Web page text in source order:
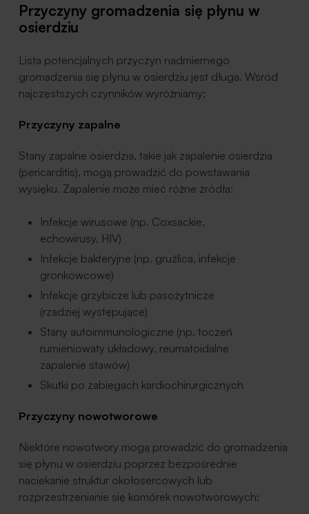
Przyczyny gromadzenia się płynu w
osierdziu
Lista potencjalnych przyczyn nadmiernego
gromadzenia się płynu w osierdziu jest długa. Wśród
najczęstszych czynników wyróżniamy:
Przyczyny zapalne
Stany zapalne osierdzia, takie jak zapalenie osierdzia
(pericarditis), mogą prowadzić do powstawania
wysięku. Zapalenie może mieć różne źródła:
Infekcje wirusowe (np. Coxsackie,
echowirusy, HIV)
Infekcje bakteryjne (np. gruźlica, infekcje
gronkowcowe)
Infekcje grzybicze lub pasożytnicze
(rzadziej występujące)
Stany autoimmunologiczne (np. toczeń
rumieniowaty układowy, reumatoidalne
zapalenie stawów)
Skutki po zabiegach kardiochirurgicznych
Przyczyny nowotworowe
Niektóre nowotwory mogą prowadzić do gromadzenia
się płynu w osierdziu poprzez bezpośrednie
naciekanie struktur okołosercowych lub
rozprzestrzenianie się komórek nowotworowych: